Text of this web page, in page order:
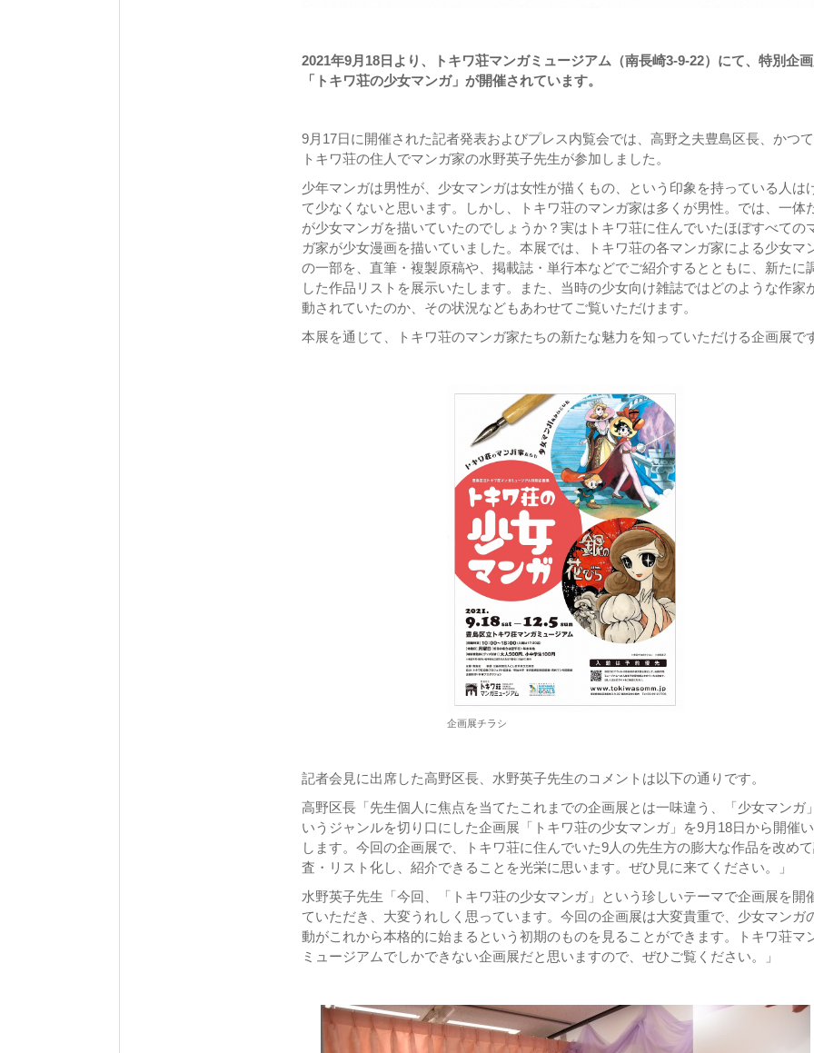
2021年9月18日より、トキワ荘マンガミュージアム（南長崎3-9-22）にて、特別企
「トキワ荘の少女マンガ」が開催されています。
9月17日に開催された記者発表およびプレス内覧会では、高野之夫豊島区長、かつ
トキワ荘の住人でマンガ家の水野英子先生が参加しました。
少年マンガは男性が、少女マンガは女性が描くもの、という印象を持っている人は
て少なくないと思います。しかし、トキワ荘のマンガ家は多くが男性。では、一体
が少女マンガを描いていたのでしょうか？実はトキワ荘に住んでいたほぼすべての
ガ家が少女漫画を描いていました。本展では、トキワ荘の各マンガ家による少女マ
の一部を、直筆・複製原稿や、掲載誌・単行本などでご紹介するとともに、新たに
した作品リストを展示いたします。また、当時の少女向け雑誌ではどのような作家
動されていたのか、その状況などもあわせてご覧いただけます。
本展を通じて、トキワ荘のマンガ家たちの新たな魅力を知っていただける企画展で
企画展チラシ
記者会見に出席した高野区長、水野英子先生のコメントは以下の通りです。
高野区長「先生個人に焦点を当てたこれまでの企画展とは一味違う、「少女マンガ
いうジャンルを切り口にした企画展「トキワ荘の少女マンガ」を9月18日から開催
します。今回の企画展で、トキワ荘に住んでいた9人の先生方の膨大な作品を改め
査・リスト化し、紹介できることを光栄に思います。ぜひ見に来てください。」
水野英子先生「今回、「トキワ荘の少女マンガ」という珍しいテーマで企画展を開
ていただき、大変うれしく思っています。今回の企画展は大変貴重で、少女マンガ
動がこれから本格的に始まるという初期のものを見ることができます。トキワ荘マ
ミュージアムでしかできない企画展だと思いますので、ぜひご覧ください。」